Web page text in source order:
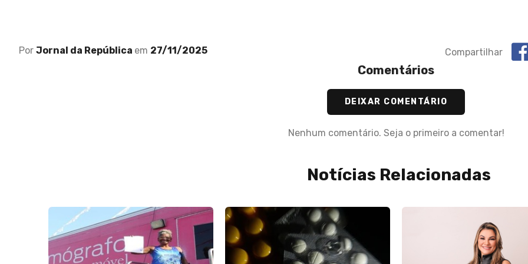
Por Jornal da República em 27/11/2025 Compartilhar
Comentários
DEIXAR COMENTÁRIO
Nenhum comentário. Seja o primeiro a comentar!
Notícias Relacionadas